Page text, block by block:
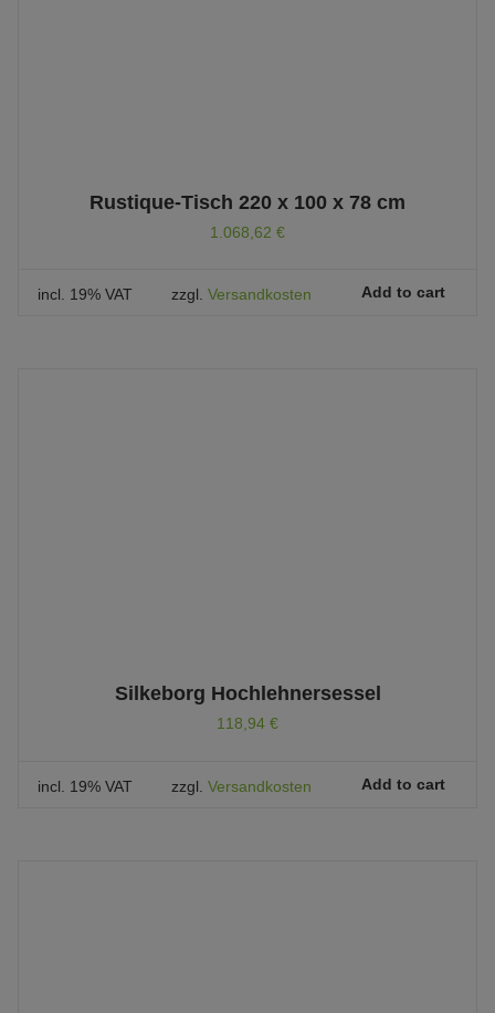
Rustique-Tisch 220 x 100 x 78 cm
1.068,62 €
incl. 19% VAT zzgl. Versandkosten Add to cart
Silkeborg Hochlehnersessel
118,94 €
incl. 19% VAT zzgl. Versandkosten Add to cart